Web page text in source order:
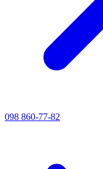
098 860-77-82